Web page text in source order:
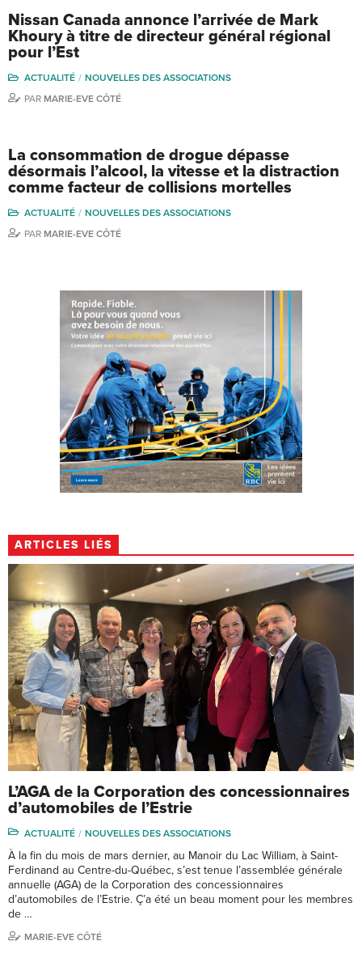
Nissan Canada annonce l’arrivée de Mark
Khoury à titre de directeur général régional
pour l’Est
ACTUALITÉ
NOUVELLES DES ASSOCIATIONS
PAR MARIE-EVE CÔTÉ
La consommation de drogue dépasse
désormais l’alcool, la vitesse et la distraction
comme facteur de collisions mortelles
ACTUALITÉ
NOUVELLES DES ASSOCIATIONS
PAR MARIE-EVE CÔTÉ
ARTICLES LIÉS
L’AGA de la Corporation des concessionnaires
d’automobiles de l’Estrie
ACTUALITÉ NOUVELLES DES ASSOCIATIONS
À la fin du mois de mars dernier, au Manoir du Lac William, à Saint-
Ferdinand au Centre-du-Québec, s’est tenue l’assemblée générale
annuelle (AGA) de la Corporation des concessionnaires
d’automobiles de l’Estrie. Ç’a été un beau moment pour les membres
de …
MARIE-EVE CÔTÉ